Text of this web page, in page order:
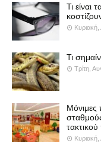
Τι
Τι
Τρίτη,
Μόνιμες